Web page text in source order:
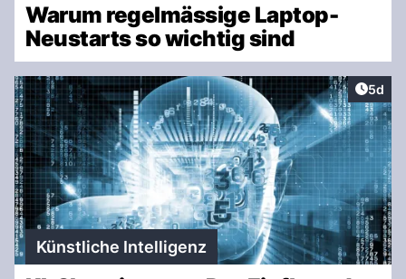
Warum regelmässige Laptop-
Neustarts so wichtig sind
5d
Künstliche Intelligenz